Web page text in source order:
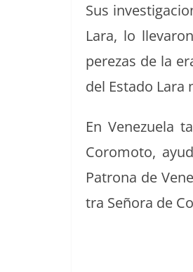
Sus
Lara, lo
perezas de la
del Esta­do Lara
En Venezuela
Coro­mo­to,
Patrona de
tra Seño­ra de